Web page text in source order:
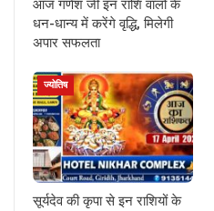
आज गणेश जी इन राशि वालों के
धन-धान्य में करेंगे वृद्धि, मिलेगी
अपार सफलता
ज्योतिष
सूर्यदेव की कृपा से इन राशियों के